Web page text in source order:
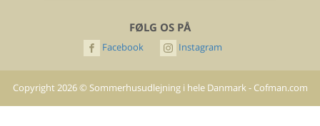
FØLG OS PÅ
Facebook Instagram
Copyright 2026© Sommerhusudlejning i hele Danmark - Cofman.com